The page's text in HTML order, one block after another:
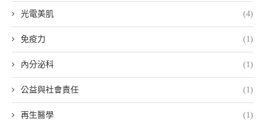
光電美肌 (4)
免疫力 (1)
內分泌科 (1)
公益與社會責任 (1)
再生醫學 (1)